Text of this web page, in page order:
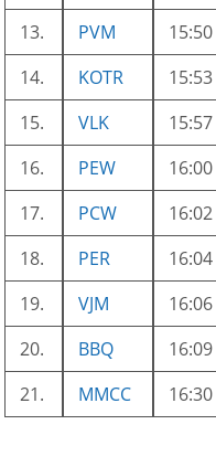
13.
PVM 15:50
14.
KOTR 15:53
15.
VLK 15:57
16.
PEW 16:00
17.
PCW 16:02
18.
PER 16:04
19.
VJM 16:06
20.
BBQ 16:09
21.
MMCC 16:30